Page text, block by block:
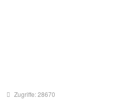
Zugriffe: 28670